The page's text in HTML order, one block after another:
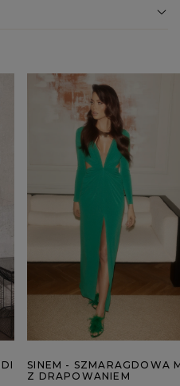
SINEM - SZMARAGDOWA
Z DRAPOWANIEM